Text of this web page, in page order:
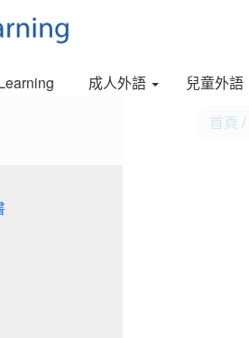
成人外語 兒童外語
首頁 /